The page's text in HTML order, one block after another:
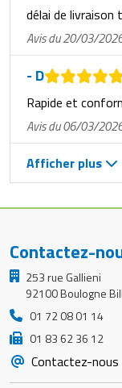
délai de livraison
Avis du 20/03/
- D
Rapide et
Avis du 06/03/
Afficher plus
Contactez-
253 rue Gallieni
92100 Boulogne
01 72 08 01 14
01 83 62 36 12
Contactez-nous